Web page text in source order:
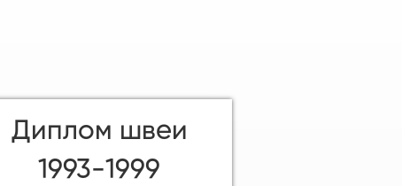
Диплом швеи
1993-1999